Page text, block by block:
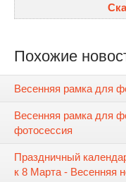
Похожие
Весенняя рамка для
Весенняя рамка для
фотосессия
Праздничный
к 8 Марта - Весенняя